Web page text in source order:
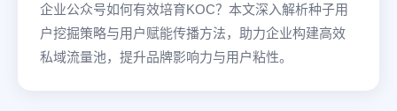
企业公众号如何有效培育KOC？本文深入解析种子用
户挖掘策略与用户赋能传播方法，助力企业构建高效
私域流量池，提升品牌影响力与用户粘性。